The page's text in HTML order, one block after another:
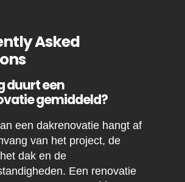
Asked
duurt een
gemiddeld?
een dakrenovatie hangt af
van het project, de
dak en de
Een renovatie